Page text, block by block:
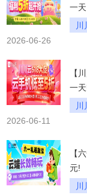
一
2026-06-26
【
一
2026-06-11
【
元!